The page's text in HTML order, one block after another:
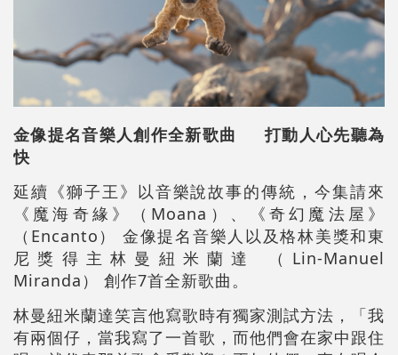
金像提名音樂人創作全新歌曲 打動人心先聽為
快
延續《獅子王》以音樂說故事的傳統，今集請來
《魔海奇緣》（Moana）、《奇幻魔法屋》
（Encanto） 金像提名音樂人以及格林美獎和東
尼獎得主林曼紐米蘭達 （Lin-Manuel
Miranda） 創作7首全新歌曲。
林曼紐米蘭達笑言他寫歌時有獨家測試方法，「我
有兩個仔，當我寫了一首歌，而他們會在家中跟住